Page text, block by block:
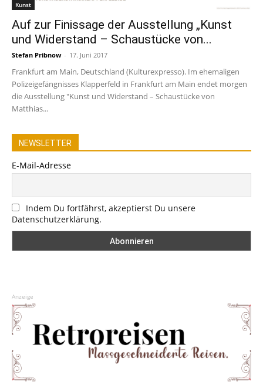
Kunst
Auf zur Finissage der Ausstellung „Kunst
und Widerstand – Schaustücke von...
Stefan Pribnow - 17. Juni 2017
Frankfurt am Main, Deutschland (Kulturexpresso). Im ehemaligen
Polizeigefängnisses Klapperfeld in Frankfurt am Main endet morgen
die Ausstellung "Kunst und Widerstand – Schaustücke von
Matthias...
NEWSLETTER
E-Mail-Adresse
Indem Du fortfährst, akzeptierst Du unsere
Datenschutzerklärung.
Anzeige